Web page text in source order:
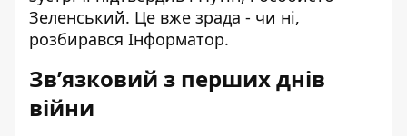
Зеленський. Це вже зрада - чи ні,
розбирався Інформатор.
Звʼязковий з перших днів
війни